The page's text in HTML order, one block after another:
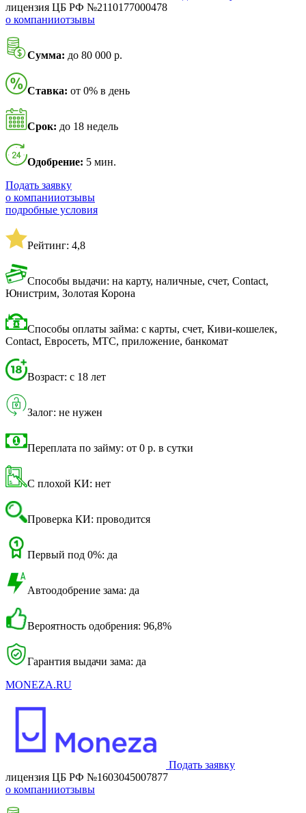
лицензия ЦБ РФ №2110177000478
о компанииотзывы
Сумма: до 80 000 р.
Ставка: от 0% в день
Срок: до 18 недель
Одобрение: 5 мин.
Подать заявку
о компанииотзывы
подробные условия
Рейтинг: 4,8
Способы выдачи: на карту, наличные, счет, Contact,
Юнистрим, Золотая Корона
Способы оплаты займа: с карты, счет, Киви-кошелек,
Contact, Евросеть, МТС, приложение, банкомат
Возраст: с 18 лет
Залог: не нужен
Переплата по займу: от 0 р. в сутки
С плохой КИ: нет
Проверка КИ: проводится
Первый под 0%: да
Автоодобрение зама: да
Вероятность одобрения: 96,8%
Гарантия выдачи зама: да
MONEZA.RU
Подать заявку
лицензия ЦБ РФ №1603045007877
о компанииотзывы